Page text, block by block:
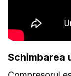
Schimbarea